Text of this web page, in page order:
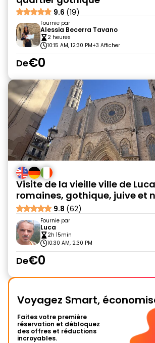
9.6 (19)
Fournie par
Alessia Becerra Tavano
2 heures
10:15 AM, 12:30 PM+3 Afficher
De€0
Visite de la vieille ville de
romaines, gothique, juive et
9.8 (62)
Fournie par
Luca
2h 15min
10:30 AM, 2:30 PM
De€0
Voyagez Smart,
Faites votre première
réservation et débloquez
des offres et réductions
incroyables.